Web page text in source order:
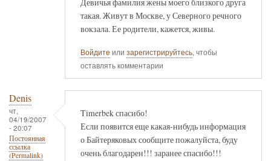
такая. Живут в Москве, у Северного речного
вокзала. Ее родители, кажется, живы.
Войдите или зарегистрируйтесь, чтобы
оставлять комментарии
Denis
чт,
04/19/2007
- 20:07
Постоянная
ссылка
(Permalink)
Timerbek спасибо!
Если появится еще какая-нибудь информация
о Байтеряковых сообщите пожалуйста, буду
очень благодарен!!! заранее спасибо!!!